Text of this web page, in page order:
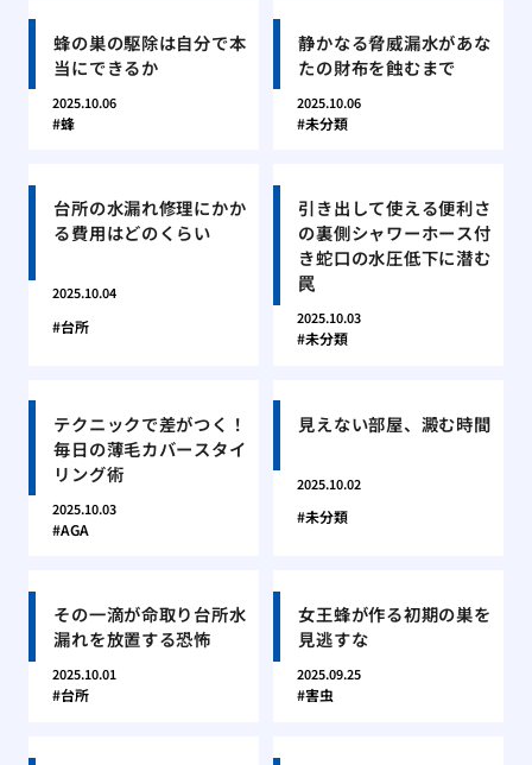
蜂の巣の駆除は自分で本
当にできるか
2025.10.06
蜂
静かなる脅威漏水があな
たの財布を蝕むまで
2025.10.06
未分類
台所の水漏れ修理にかか
る費用はどのくらい
2025.10.04
台所
引き出して使える便利さ
の裏側シャワーホース付
き蛇口の水圧低下に潜む
罠
2025.10.03
未分類
テクニックで差がつく！
毎日の薄毛カバースタイ
リング術
2025.10.03
AGA
見えない部屋、澱む時間
2025.10.02
未分類
その一滴が命取り台所水
漏れを放置する恐怖
2025.10.01
台所
女王蜂が作る初期の巣を
見逃すな
2025.09.25
害虫